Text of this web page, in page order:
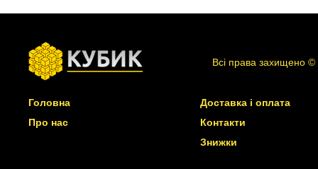
Всі права захищено ©
Головна
Про нас
Доставка і оплата
Контакти
Знижки